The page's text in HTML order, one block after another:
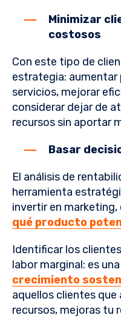
Minimizar
costosos
Con este tipo de
estrategia: aumentar
servicios, mejorar
considerar dejar de
recursos sin aportar
Basar
El análisis de
herramienta
invertir en
qué producto
Identificar los
labor marginal: es una
crecimiento
aquellos clientes
recursos, mejoras tu